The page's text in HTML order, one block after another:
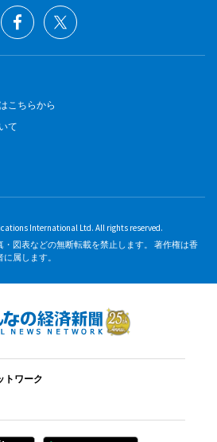
こちらから
て
International Ltd. All rights reserved.
図表などの無断転載を禁止します。 著作権は香
属します。
トワーク